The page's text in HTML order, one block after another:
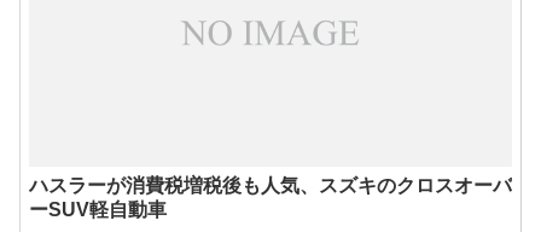
ハスラーが消費税増税後も人気、スズキのクロスオーバ
ーSUV軽自動車